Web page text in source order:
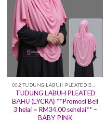
TUDUNG LABUH PLEATED
BAHU (LYCRA) **Promosi Beli
3 helai = RM34.00 sehelai** –
BABY PINK